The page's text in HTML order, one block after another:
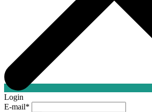
Login
E-mail*